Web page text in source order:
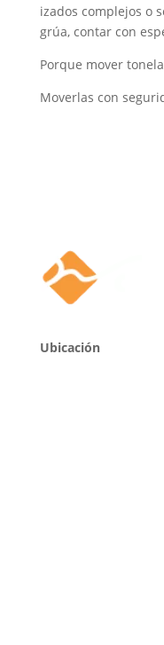
izados complejos o
grúa, contar con
Porque mover
Moverlas con
Ubicación